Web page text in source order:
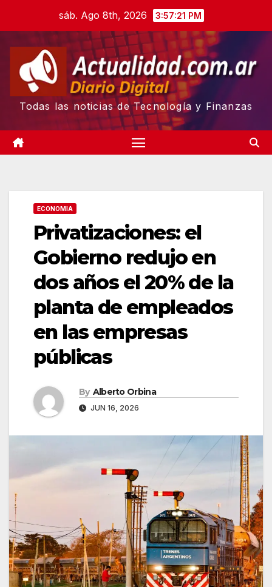
content
sáb. Ago 8th, 2026 3:57:22 PM
Todas las noticias de Tecnología y Finanzas
ECONOMIA
Privatizaciones: el
Gobierno redujo en
dos años el 20% de la
planta de empleados
en las empresas
públicas
By Alberto Orbina
JUN 16, 2026